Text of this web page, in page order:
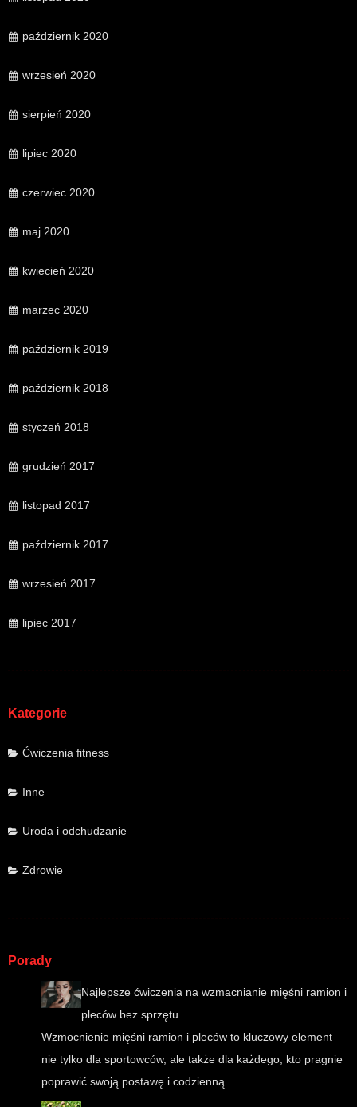
październik 2020
wrzesień 2020
sierpień 2020
lipiec 2020
czerwiec 2020
maj 2020
kwiecień 2020
marzec 2020
październik 2019
październik 2018
styczeń 2018
grudzień 2017
listopad 2017
październik 2017
wrzesień 2017
lipiec 2017
Kategorie
Ćwiczenia fitness
Inne
Uroda i odchudzanie
Zdrowie
Porady
Najlepsze ćwiczenia na wzmacnianie mięśni ramion i
pleców bez sprzętu
Wzmocnienie mięśni ramion i pleców to kluczowy element
nie tylko dla sportowców, ale także dla każdego, kto pragnie
poprawić swoją postawę i codzienną …